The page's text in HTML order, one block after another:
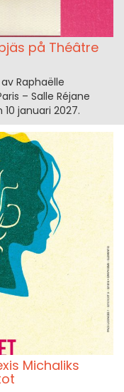
på Théâtre
Raphaëlle
– Salle Réjane
januari 2027.
Michaliks